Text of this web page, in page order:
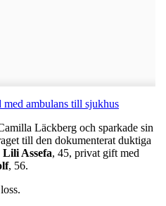
ambulans till sjukhus
Läckberg och sparkade sin
till den dokumenterat duktiga
Lili Assefa, 45, privat gift med
, 56.